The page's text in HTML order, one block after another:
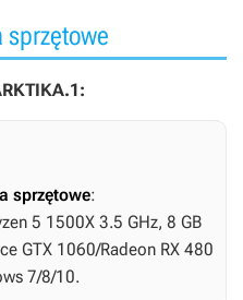
sprzętowe
sprzętowe:
5 1500X 3.5 GHz, 8 GB
GTX 1060/Radeon RX 480
7/8/10.